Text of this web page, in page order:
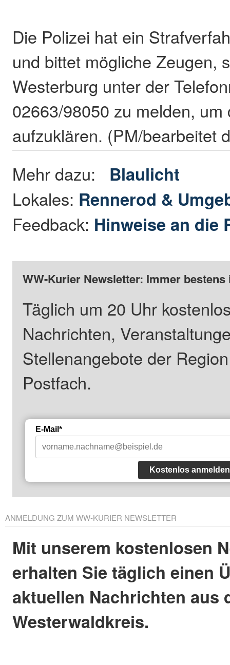
Die Polizei hat ein
und bittet mögliche Zeugen,
Westerburg unter der
02663/98050 zu melden, um
aufzuklären. (PM/bearbeitet
Mehr dazu: Blaulicht
Lokales: Rennerod &
Feedback: Hinweise an die
WW-Kurier Newsletter: Immer
Täglich um 20 Uhr
Nachrichten,
Stellenangebote der
Postfach.
E-Mail*
Kostenlos anmelden
ANMELDUNG ZUM WW-KURIER NEWSLETTER
Mit unserem kostenlosen
erhalten Sie täglich einen
aktuellen Nachrichten aus
Westerwaldkreis.